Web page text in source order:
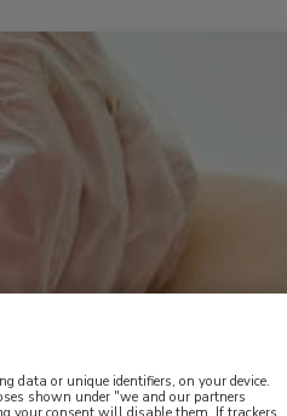
data or unique identifiers, on your device.
shown under "we and our partners